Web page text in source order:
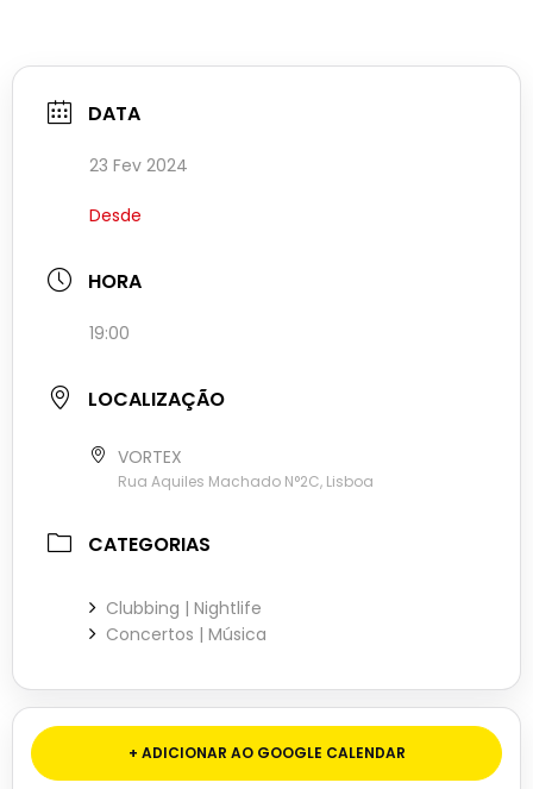
DATA
23 Fev 2024
Desde
HORA
19:00
LOCALIZAÇÃO
VORTEX
Rua Aquiles Machado N°2C, Lisboa
CATEGORIAS
Clubbing | Nightlife
Concertos | Música
+ ADICIONAR AO GOOGLE CALENDAR